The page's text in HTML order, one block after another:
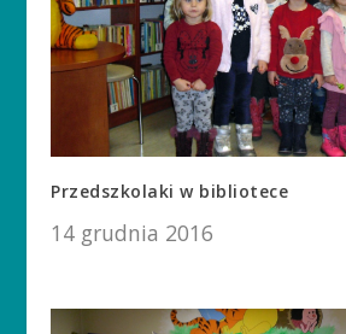
Przedszkolaki w bibliotece
14 grudnia 2016